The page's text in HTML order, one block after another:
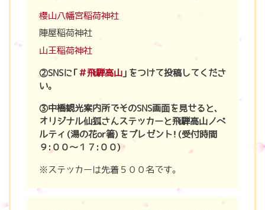
櫻山八幡宮稲荷神社
陣屋稲荷神社
山王稲荷神社
②SNSに「＃飛騨高山」をつけて投稿してくださ
い。
③中橋観光案内所でそのSNS画面を見せると、
オリジナル仙狐さんステッカーと飛騨高山ノベ
ルティ（湯の花or箸）をプレゼント！（受付時間
９:００～１７:００）
※ステッカーは先着５００名です。